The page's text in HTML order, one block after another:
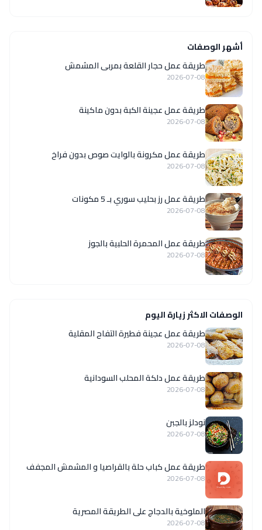
أشهر الوصفات
طريقة عمل حجار القلعة بمربى المشمش
2026-07-08
طريقة عمل عجينة الكبة بدون ماكينة
2026-07-08
طريقة عمل مكرونة بالوايت صوص بدون فراخ
2026-07-08
طريقة عمل رز بحليب سوري بـ 5 مكونات
2026-07-08
طريقة عمل المحمرة الحلبية بالجوز
2026-07-08
الوصفات الاكثر زيارة اليوم
طريقة عمل عجينة فطيرة التفاح المقلية
2026-07-08
طريقة عمل دلكة المحلب السودانية
2026-07-08
نودلز بالجبن
2026-07-08
طريقة عمل كباب حلة بالقراصيا و المشمش المجفف
2026-07-08
الملوخية بالدجاج على الطريقة المصرية
2026-07-08